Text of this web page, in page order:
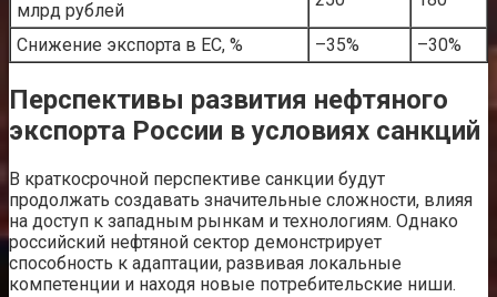
млрд рублей
Снижение экспорта в ЕС, % –35% –30%
Перспективы развития нефтяного
экспорта России в условиях санкций
В краткосрочной перспективе санкции будут
продолжать создавать значительные сложности, влияя
на доступ к западным рынкам и технологиям. Однако
российский нефтяной сектор демонстрирует
способность к адаптации, развивая локальные
компетенции и находя новые потребительские ниши.